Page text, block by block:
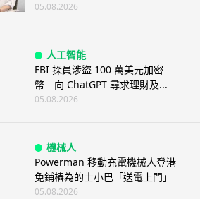
05.08.2026
人工智能
FBI 探員涉盜 100 萬美元加密
幣 向 ChatGPT 尋求理財及...
05.08.2026
機械人
Powerman 移動充電機械人登港
免鋪樁為的士小巴「送電上門」
05.08.2026